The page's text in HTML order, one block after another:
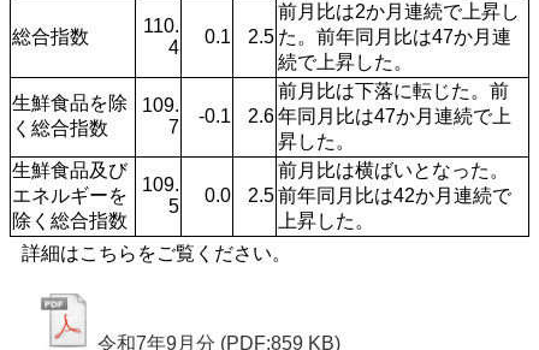
総合指数
110.
4
0.1 2.5
前月比は2か月連続で上昇し
た。前年同月比は47か月連
続で上昇した。
生鮮食品を除
く総合指数
109.
7
‐0.1 2.6
前月比は下落に転じた。前
年同月比は47か月連続で上
昇した。
生鮮食品及び
エネルギーを
除く総合指数
109.
5
0.0 2.5
前月比は横ばいとなった。
前年同月比は42か月連続で
上昇した。
詳細はこちらをご覧ください。
令和7年9月分 (PDF:859 KB)